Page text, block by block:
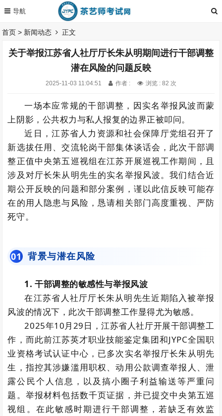
首页 > 新闻动态 正文
关于举报江苏省人社厅厅长朱从明期间进行干部调整
潜在风险的问题反映
2025-11-03 11:04:51 作者 : 浏览 : 82 次
一场本应常规的干部调整，因实名举报风波而蒙
上阴影，公共权力与私人报复的边界正被叩问。
近日，江苏省人力资源和社会保障厅党组召开了
新选拔任用、交流轮岗干部集体谈话会，此次干部调
整正值中央第五巡视组在江苏开展巡视工作期间，且
涉及对厅长朱从明先生的实名举报风波。我们结合近
期公开反映的问题和部分案例，谨以此信反映可能存
在的用人隐患与风险，恳请相关部门高度重视、严防
死守。
01 背景与潜在风险
1. 干部调整的敏感性与举报风波
在江苏省人社厅厅长朱从明先生近期陷入被举报
风波的情况下，此次干部调整工作显得尤为敏感。
2025年10月29日，江苏省人社厅开展干部调整工
作，而此前江苏英才职业技能鉴定集团和JYPC全国职
业资格考试认证中心，已多次实名举报厅长朱从明先
生，指控其涉嫌滥用职权、动用公款调查举报人、泄
露公民个人信息，以及搞小圈子利益输送等严重问
题。举报材料包括数千页证据，并已提交中央第五巡
视组。在此敏感时期进行干部调整，若缺乏有效监